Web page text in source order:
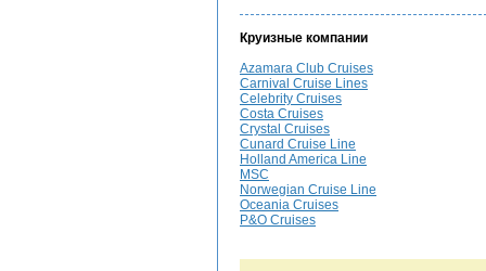
Круизные компании
Azamara Club Cruises
Carnival Cruise Lines
Celebrity Cruises
Costa Cruises
Crystal Cruises
Cunard Cruise Line
Holland America Line
MSC
Norwegian Cruise Line
Oceania Cruises
P&O Cruises